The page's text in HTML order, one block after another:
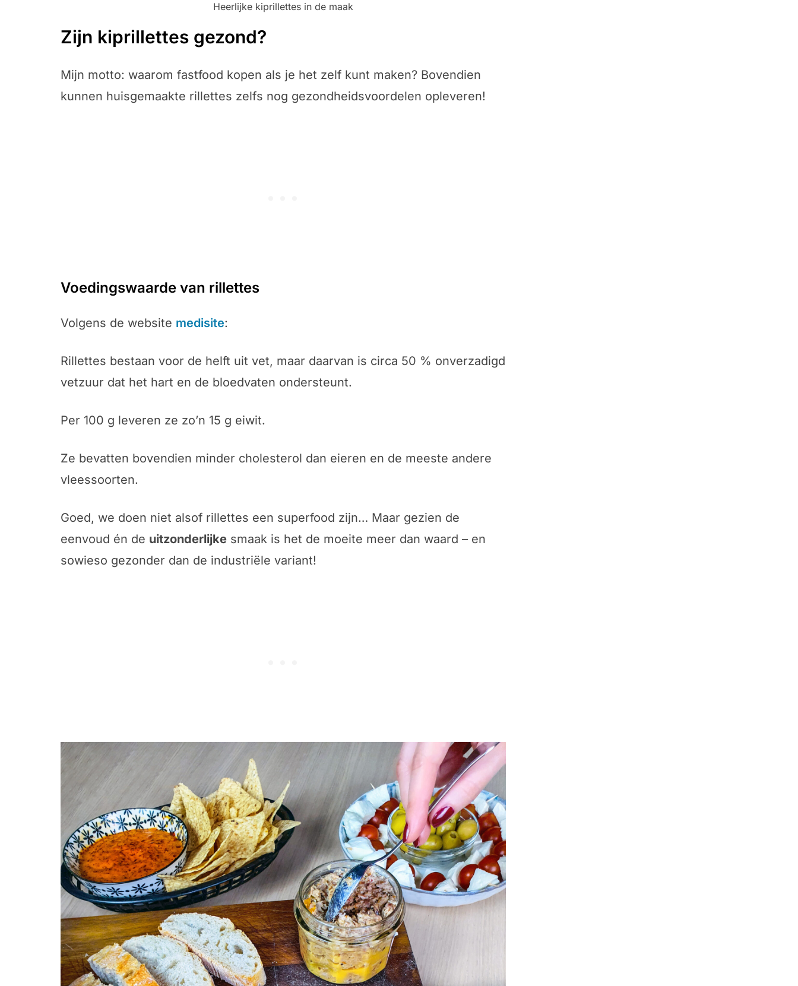
Heerlijke kiprillettes in de maak
Zijn kiprillettes gezond?
Mijn motto: waarom fastfood kopen als je het zelf kunt maken? Bovendien
kunnen huisgemaakte rillettes zelfs nog gezondheidsvoordelen opleveren!
Voedingswaarde van rillettes
Volgens de website medisite:
Rillettes bestaan voor de helft uit vet, maar daarvan is circa 50 % onverzadigd
vetzuur dat het hart en de bloedvaten ondersteunt.
Per 100 g leveren ze zo’n 15 g eiwit.
Ze bevatten bovendien minder cholesterol dan eieren en de meeste andere
vleessoorten.
Goed, we doen niet alsof rillettes een superfood zijn… Maar gezien de
eenvoud én de uitzonderlijke smaak is het de moeite meer dan waard – en
sowieso gezonder dan de industriële variant!